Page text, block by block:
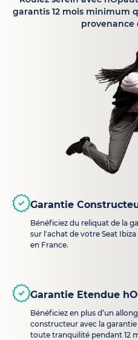
garantis 12 mois minimum
provenance
Garantie
Bénéficiez du reliquat de la
sur l'achat de votre Seat
en France.
Garantie Etendue
Bénéficiez en plus d’un
constructeur avec la
toute tranquilité pendant 12